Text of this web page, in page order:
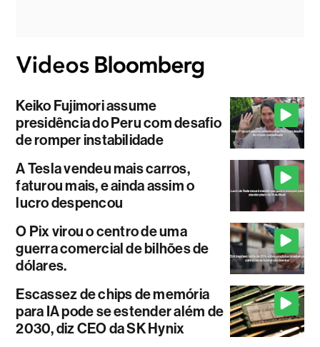
Keiko Fujimori assume
presidência do Peru com desafio
de romper instabilidade
A Tesla vendeu mais carros,
faturou mais, e ainda assim o
lucro despencou
O Pix virou o centro de uma
guerra comercial de bilhões de
dólares.
Escassez de chips de memória
para IA pode se estender além de
2030, diz CEO da SK Hynix